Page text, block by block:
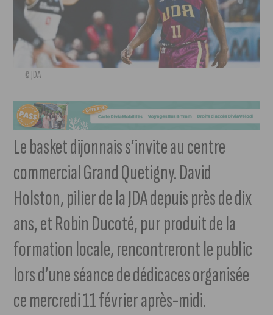
© JDA
Le basket dijonnais s’invite au centre
commercial Grand Quetigny. David
Holston, pilier de la JDA depuis près de dix
ans, et Robin Ducoté, pur produit de la
formation locale, rencontreront le public
lors d’une séance de dédicaces organisée
ce mercredi 11 février après-midi.